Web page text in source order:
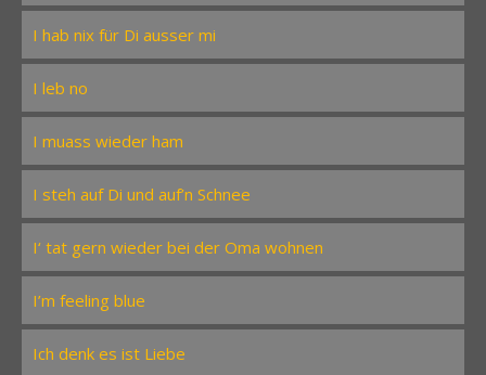
I hab nix für Di ausser mi
I leb no
I muass wieder ham
I steh auf Di und auf’n Schnee
I‘ tat gern wieder bei der Oma wohnen
I’m feeling blue
Ich denk es ist Liebe